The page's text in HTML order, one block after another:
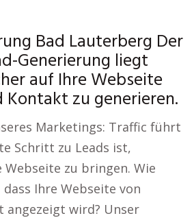
Bad Lauterberg Der
Generierung liegt
auf Ihre Webseite
Kontakt zu generieren.
Marketings: Traffic führt
Schritt zu Leads ist,
Webseite zu bringen. Wie
Ihre Webseite von
angezeigt wird? Unser